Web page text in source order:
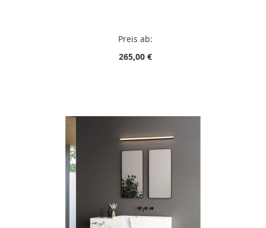
Preis ab:
265,00 €